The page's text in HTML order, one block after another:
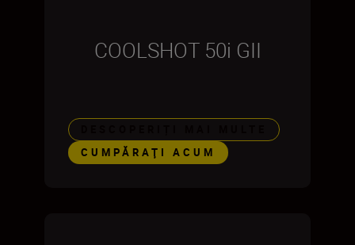
COOLSHOT 50i GII
CUMPĂRAŢI ACUM